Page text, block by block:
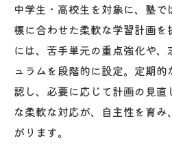
中学生・高校生を対象に、塾
標に合わせた柔軟な学習計画
には、苦手単元の重点強化や
ュラムを段階的に設定。定期
認し、必要に応じて計画の見直
な柔軟な対応が、自主性を育
がります。